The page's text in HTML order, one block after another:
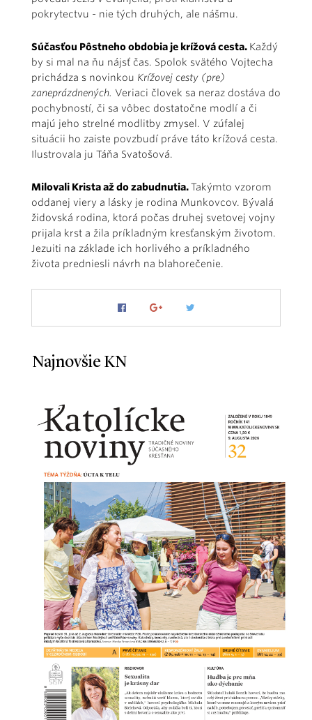
pokrytectvu - nie tých druhých, ale nášmu.
Súčasťou Pôstneho obdobia je krížová cesta. Každý
by si mal na ňu nájsť čas. Spolok svätého Vojtecha
prichádza s novinkou Krížovej cesty (pre)
zaneprázdnených. Veriaci človek sa neraz dostáva do
pochybností, či sa vôbec dostatočne modlí a či
majú jeho strelné modlitby zmysel. V zúfalej
situácii ho zaiste povzbudí práve táto krížová cesta.
Ilustrovala ju Táňa Svatošová.
Milovali Krista až do zabudnutia.Takýmto vzorom
oddanej viery a lásky je rodina Munkovcov. Bývalá
židovská rodina, ktorá počas druhej svetovej vojny
prijala krst a žila príkladným kresťanským životom.
Jezuiti na základe ich horlivého a príkladného
života predniesli návrh na blahorečenie.
Najnovšie KN